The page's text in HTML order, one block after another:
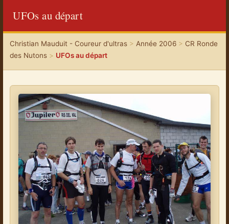
UFOs au départ
Christian Mauduit - Coureur d'ultras> Année 2006> CR Ronde
des Nutons> UFOs au départ